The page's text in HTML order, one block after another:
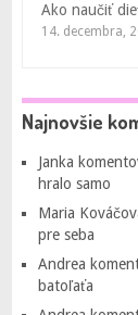
Ako naučiť
14. decembra,
Najnovšie
Janka
hralo samo
Maria
pre seba
Andrea
batoľaťa